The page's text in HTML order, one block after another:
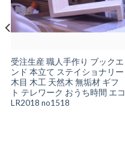
受注生産 職人手作り ブックエ
ンド 本立て ステイショナリー
木目 木工 天然木 無垢材 ギフ
ト テレワーク おうち時間 エコ
LR2018 no1518